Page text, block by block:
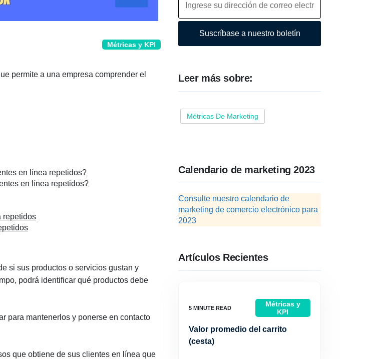
Métricas y KPI
permite a una empresa comprender el
en línea repetidos?
en línea repetidos?
repetidos
si sus productos o servicios gustan y
podrá identificar qué productos debe
para mantenerlos y ponerse en contacto
que obtiene de sus clientes en línea que
Suscríbase a nuestro boletín
Leer más sobre:
Métricas De Marketing
Calendario de marketing 2023
Consulte nuestro calendario de
marketing de comercio electrónico para
2023
Artículos Recientes
Métricas y
KPI
Valor promedio del carrito
(cesta)